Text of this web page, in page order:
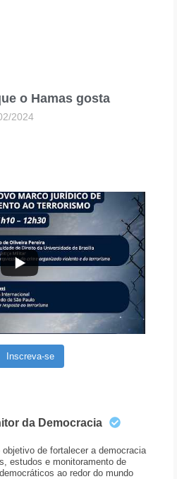
o Hamas gosta
2024
Inscreva-se
da Democracia
de fortalecer a democracia
estudos e monitoramento de
ao redor do mundo